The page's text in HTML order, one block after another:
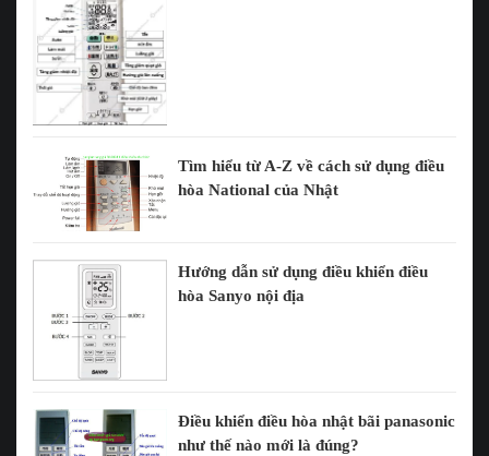
Tìm hiểu từ A-Z về cách sử dụng điều
hòa National của Nhật
Hướng dẫn sử dụng điều khiển điều
hòa Sanyo nội địa
Điều khiển điều hòa nhật bãi panasonic
như thế nào mới là đúng?